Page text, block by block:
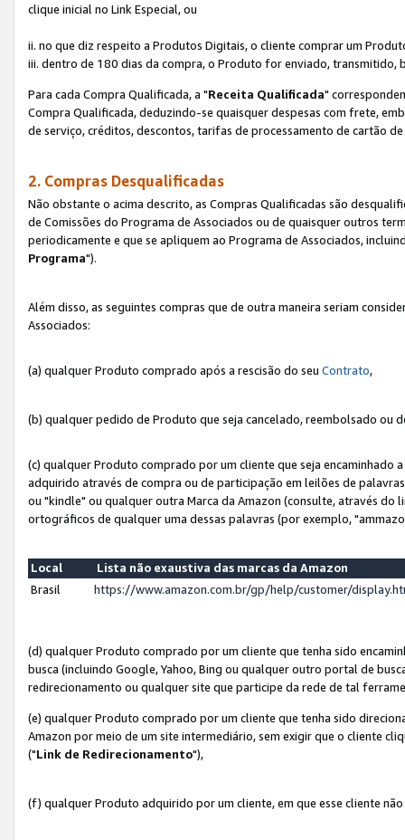
clique inicial no Link Especial, ou
ii. no que diz respeito a Produtos Digitais, o cliente comprar um
iii. dentro de 180 dias da compra, o Produto for enviado, transmitido,
Para cada Compra Qualificada, a "Receita Qualificada"
Compra Qualificada, deduzindo-se quaisquer despesas com frete,
de serviço, créditos, descontos, tarifas de processamento de cartão
2. Compras Desqualificadas
Não obstante o acima descrito, as Compras Qualificadas são
de Comissões do Programa de Associados ou de quaisquer outros
periodicamente e que se apliquem ao Programa de Associados,
Programa").
Além disso, as seguintes compras que de outra maneira seriam
Associados:
(a) qualquer Produto comprado após a rescisão do seu Contrato,
(b) qualquer pedido de Produto que seja cancelado, reembolsado ou
(c) qualquer Produto comprado por um cliente que seja encaminhado
adquirido através de compra ou de participação em leilões de
ou "kindle" ou qualquer outra Marca da Amazon (consulte, através do
ortográficos de qualquer uma dessas palavras (por exemplo,
Local
Lista não exaustiva das marcas da Amazon
Brasil
https://www.amazon.com.br/gp/help/customer/
(d) qualquer Produto comprado por um cliente que tenha sido
busca (incluindo Google, Yahoo, Bing ou qualquer outro portal de
redirecionamento ou qualquer site que participe da rede de tal
(e) qualquer Produto comprado por um cliente que tenha sido
Amazon por meio de um site intermediário, sem exigir que o cliente
("Link de Redirecionamento"),
(f) qualquer Produto adquirido por um cliente, em que esse cliente